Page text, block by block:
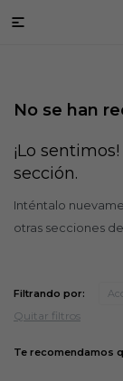

No se han
¡Lo
sección.
Inténtalo
otras secciones
Filtrando por:
Quitar filtros
Te recomendamos